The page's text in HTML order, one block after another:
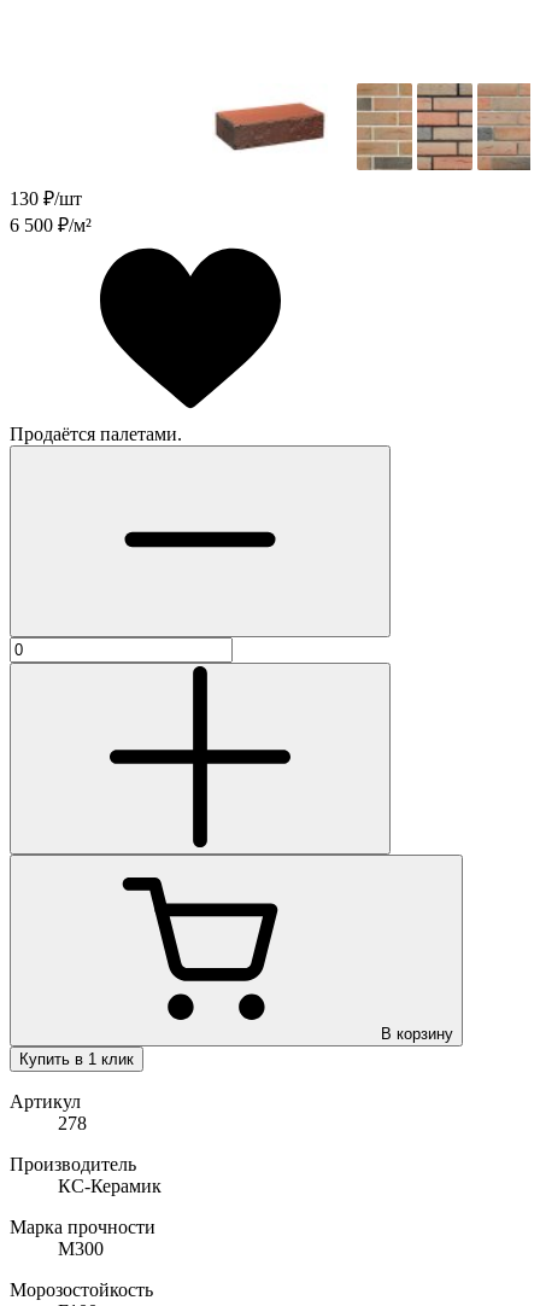
130 ₽/шт
6 500 ₽/м²
Продаётся палетами.
В корзину
Купить в 1 клик
Артикул
278
Производитель
КС-Керамик
Марка прочности
М300
Морозостойкость